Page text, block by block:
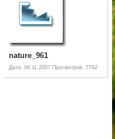
nature_961
Дата: 04.11.2007 Просмотров: 7792